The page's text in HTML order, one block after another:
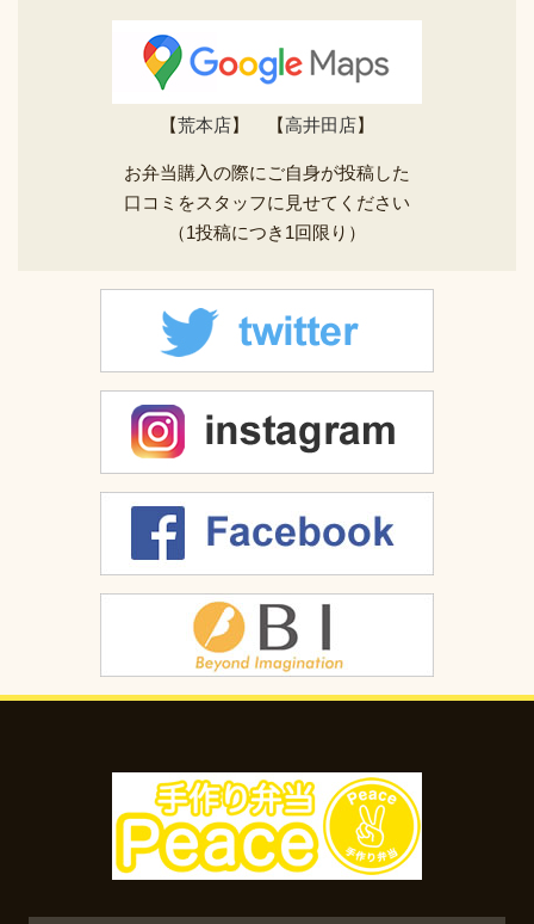
【荒本店】 【高井田店】
お弁当購入の際にご自身が投稿した
口コミをスタッフに見せてください
（1投稿につき1回限り）